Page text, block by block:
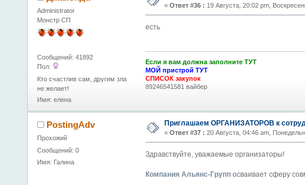
Administrator
Монстр СП
Сообщений: 41892
Пол:
Кто счастлив сам, другим зла
не желает!
Имя: елена
« Ответ #36 : 19 Августа, 20:02 pm,
есть
Если я вам должна заполните ТУТ
МОЙ пристрой ТУТ
СПИСОК закупок
89246541581 вайбер
PostingAdv
Прохожий
Сообщений: 0
Имя: Галина
Приглашаем ОРГАНИЗАТОРОВ к
« Ответ #37 : 20 Августа, 04:46 am,
Здравствуйте, уважаемые организаторы!
Компания Альянс-Группосваивает сферу